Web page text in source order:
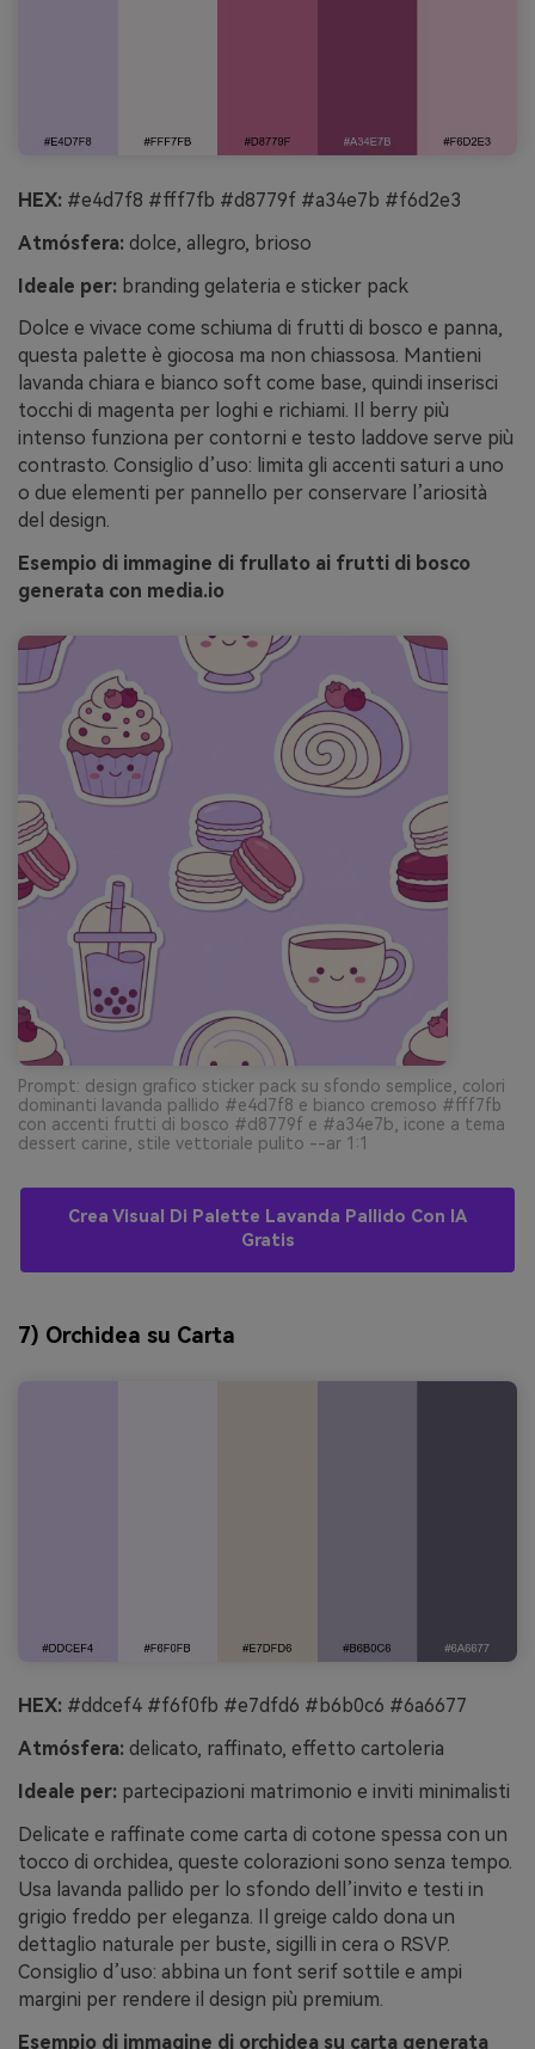
HEX: #e4d7f8 #fff7fb #d8779f #a34e7b #f6d2e3
Atmósfera: dolce, allegro, brioso
Ideale per: branding gelateria e sticker pack
Dolce e vivace come schiuma di frutti di bosco e panna,
questa palette è giocosa ma non chiassosa. Mantieni
lavanda chiara e bianco soft come base, quindi inserisci
tocchi di magenta per loghi e richiami. Il berry più
intenso funziona per contorni e testo laddove serve più
contrasto. Consiglio d’uso: limita gli accenti saturi a uno
o due elementi per pannello per conservare l’ariosità
del design.
Esempio di immagine di frullato ai frutti di bosco
generata con media.io
Prompt: design grafico sticker pack su sfondo semplice, colori
dominanti lavanda pallido #e4d7f8 e bianco cremoso #fff7fb
con accenti frutti di bosco #d8779f e #a34e7b, icone a tema
dessert carine, stile vettoriale pulito --ar 1:1
Crea Visual Di Palette Lavanda Pallido Con IA
Gratis
7) Orchidea su Carta
HEX: #ddcef4 #f6f0fb #e7dfd6 #b6b0c6 #6a6677
Atmósfera: delicato, raffinato, effetto cartoleria
Ideale per: partecipazioni matrimonio e inviti minimalisti
Delicate e raffinate come carta di cotone spessa con un
tocco di orchidea, queste colorazioni sono senza tempo.
Usa lavanda pallido per lo sfondo dell’invito e testi in
grigio freddo per eleganza. Il greige caldo dona un
dettaglio naturale per buste, sigilli in cera o RSVP.
Consiglio d’uso: abbina un font serif sottile e ampi
margini per rendere il design più premium.
Esempio di immagine di orchidea su carta generata